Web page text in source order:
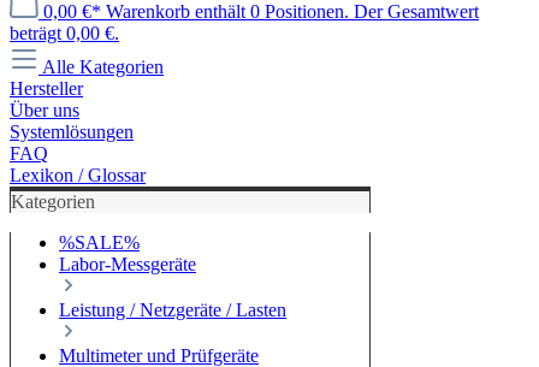
0,00 €* Warenkorb enthält 0 Positionen. Der Gesamtwert
beträgt 0,00 €.
Alle Kategorien
Hersteller
Über uns
Systemlösungen
FAQ
Lexikon / Glossar
Kategorien
%SALE%
Labor-Messgeräte
Leistung / Netzgeräte / Lasten
Multimeter und Prüfgeräte